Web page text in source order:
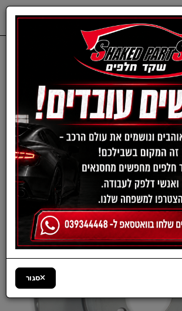
TOYOTA צלחות בלם-טויוטה
בלם אחורי
טויוטה פריוס מ09 / ספייס
סגור